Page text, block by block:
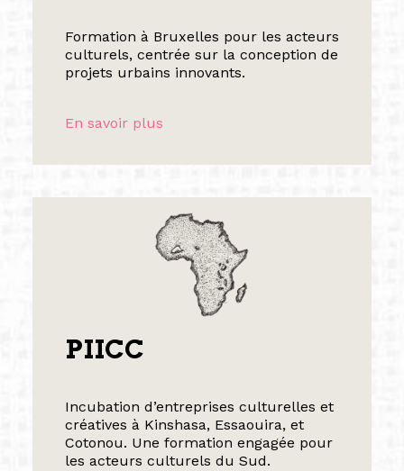
Formation à Bruxelles pour les acteurs
culturels, centrée sur la conception de
projets urbains innovants.
En savoir plus
PIICC
Incubation d’entreprises culturelles et
créatives à Kinshasa, Essaouira, et
Cotonou. Une formation engagée pour
les acteurs culturels du Sud.